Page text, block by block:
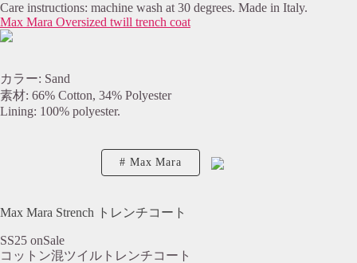
Care instructions: machine wash at 30 degrees. Made in Italy.
Max Mara Oversized twill trench coat
カラー: Sand
素材: 66% Cotton, 34% Polyester
Lining: 100% polyester.
Max Mara
Max Mara Strench トレンチコート
SS25 onSale
コットン混ツイルトレンチコート